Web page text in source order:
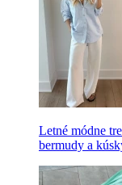
Letné módne
bermudy a